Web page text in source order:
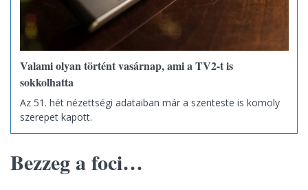
Valami olyan történt vasárnap, ami a TV2-t is
sokkolhatta
Az 51. hét nézettségi adataiban már a szenteste is komoly
szerepet kapott.
Bezzeg a foci…